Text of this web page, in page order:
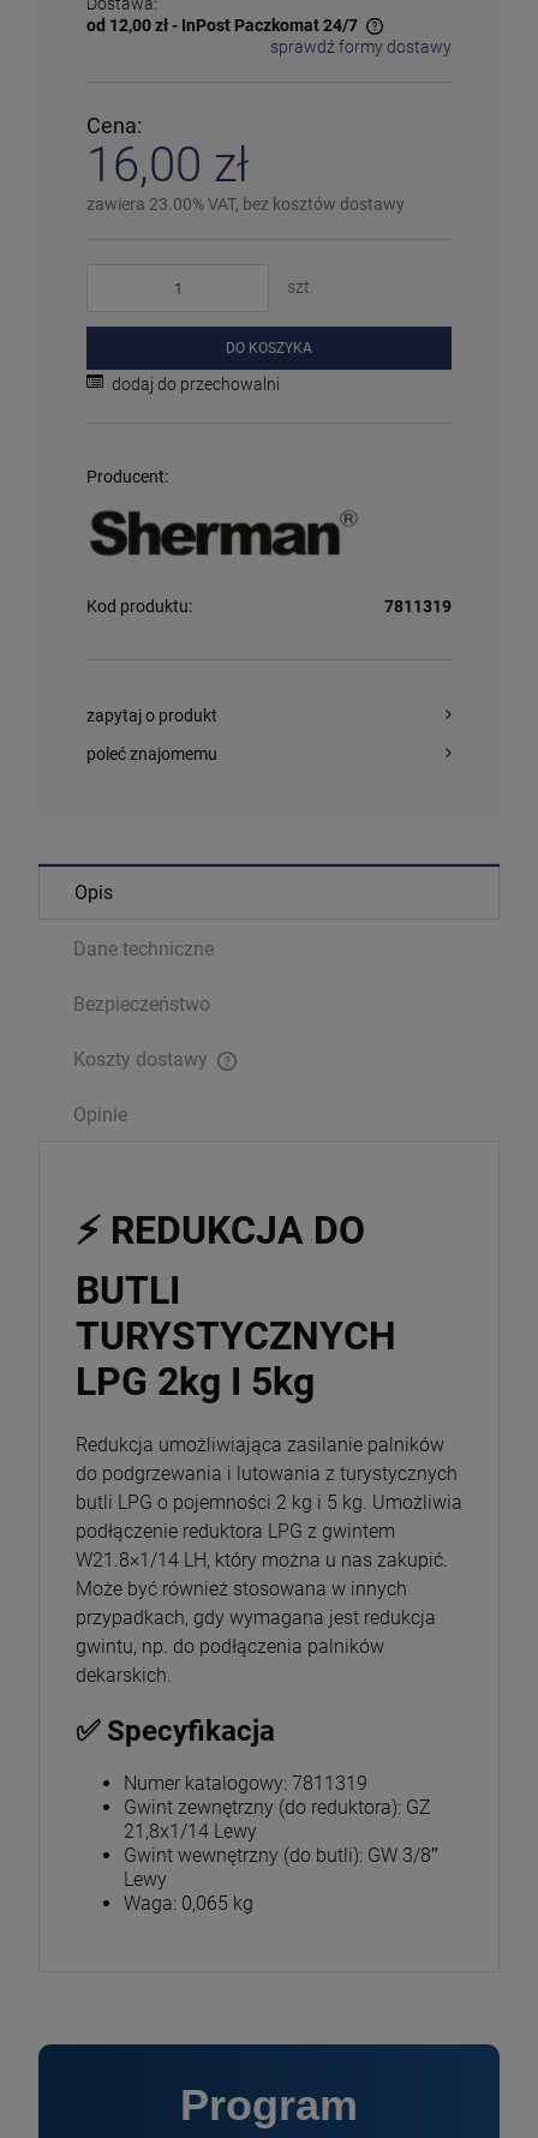
Średnia ilość– poniżej 20 sztuk
– ostatni w magazynie
Wycofany
Więcej informacji na temat statusów dostępności
od 12,00 zł- InPost Paczkomat 24/7
Cena nie zawiera ewentualnych kosztów płatności
sprawdź formy dostawy
Cena:
16,00 zł
zawiera 23.00% VAT, bez kosztów dostawy
szt.
DO KOSZYKA
dodaj do przechowalni
Producent:
Kod produktu: 7811319
zapytaj o produkt
poleć znajomemu
Opis
Dane techniczne
Bezpieczeństwo
Koszty dostawy
Opinie
⚡ REDUKCJA DO
BUTLI
TURYSTYCZNYCH
LPG 2kg I 5kg
Redukcja umożliwiająca zasilanie palników
do podgrzewania i lutowania z turystycznych
butli LPG o pojemności 2 kg i 5 kg. Umożliwia
podłączenie reduktora LPG z gwintem
W21.8×1/14 LH, który można u nas zakupić.
Może być również stosowana w innych
przypadkach, gdy wymagana jest redukcja
gwintu, np. do podłączenia palników
dekarskich.
✅ Specyfikacja
Numer katalogowy: 7811319
Gwint zewnętrzny (do reduktora): GZ
21,8x1/14 Lewy
Gwint wewnętrzny (do butli): GW 3/8″
Lewy
Waga: 0,065 kg
Program